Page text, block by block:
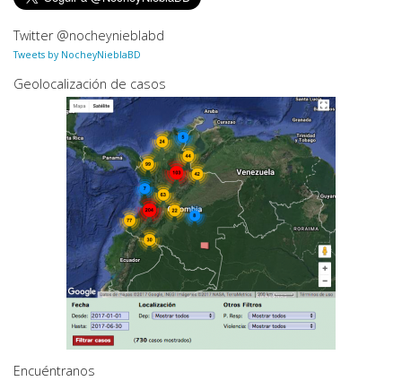
Twitter @nocheynieblabd
Tweets by NocheyNieblaBD
Geolocalización de casos
Encuéntranos